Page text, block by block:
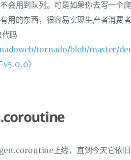
会用到队列。可是如果你去写一个
用的东西，很容易实现生产者消费
码
tornado/blob/master/
v5.0.0)
上线，直到今天它依